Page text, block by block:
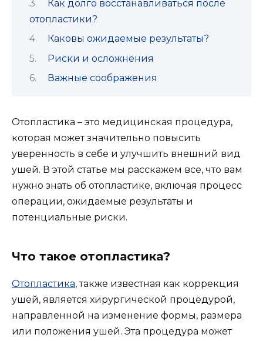
Как долго восстанавливаться после
отопластики?
Каковы ожидаемые результаты?
Риски и осложнения
Важные соображения
Отопластика – это медицинская процедура,
которая может значительно повысить
уверенность в себе и улучшить внешний вид
ушей. В этой статье мы расскажем все, что вам
нужно знать об отопластике, включая процесс
операции, ожидаемые результаты и
потенциальные риски.
Что такое отопластика?
Отопластика, также известная как коррекция
ушей, является хирургической процедурой,
направленной на изменение формы, размера
или положения ушей. Эта процедура может